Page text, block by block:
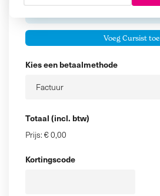
Voornaam
Tussenvoegsel
Voeg Cursist toe
Kies een betaalmethode
Totaal (incl. btw)
Prijs: € 0,00
Kortingscode